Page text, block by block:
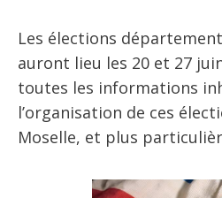
Les élections
auront lieu les 20 et 27
toutes les informations
l’organisation de ces
Moselle, et plus